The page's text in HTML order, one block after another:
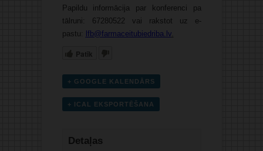
Papildu informācija par konferenci pa
tālruni: 67280522 vai rakstot uz e-
pastu: lfb@farmaceitubiedriba.lv.
Patīk
+ GOOGLE KALENDĀRS
+ ICAL EKSPORTĒŠANA
Detaļas